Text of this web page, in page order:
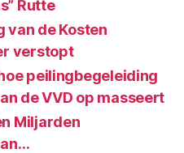
Rutte
van de Kosten
verstopt
peilingbegeleiding
de VVD op masseert
Miljarden